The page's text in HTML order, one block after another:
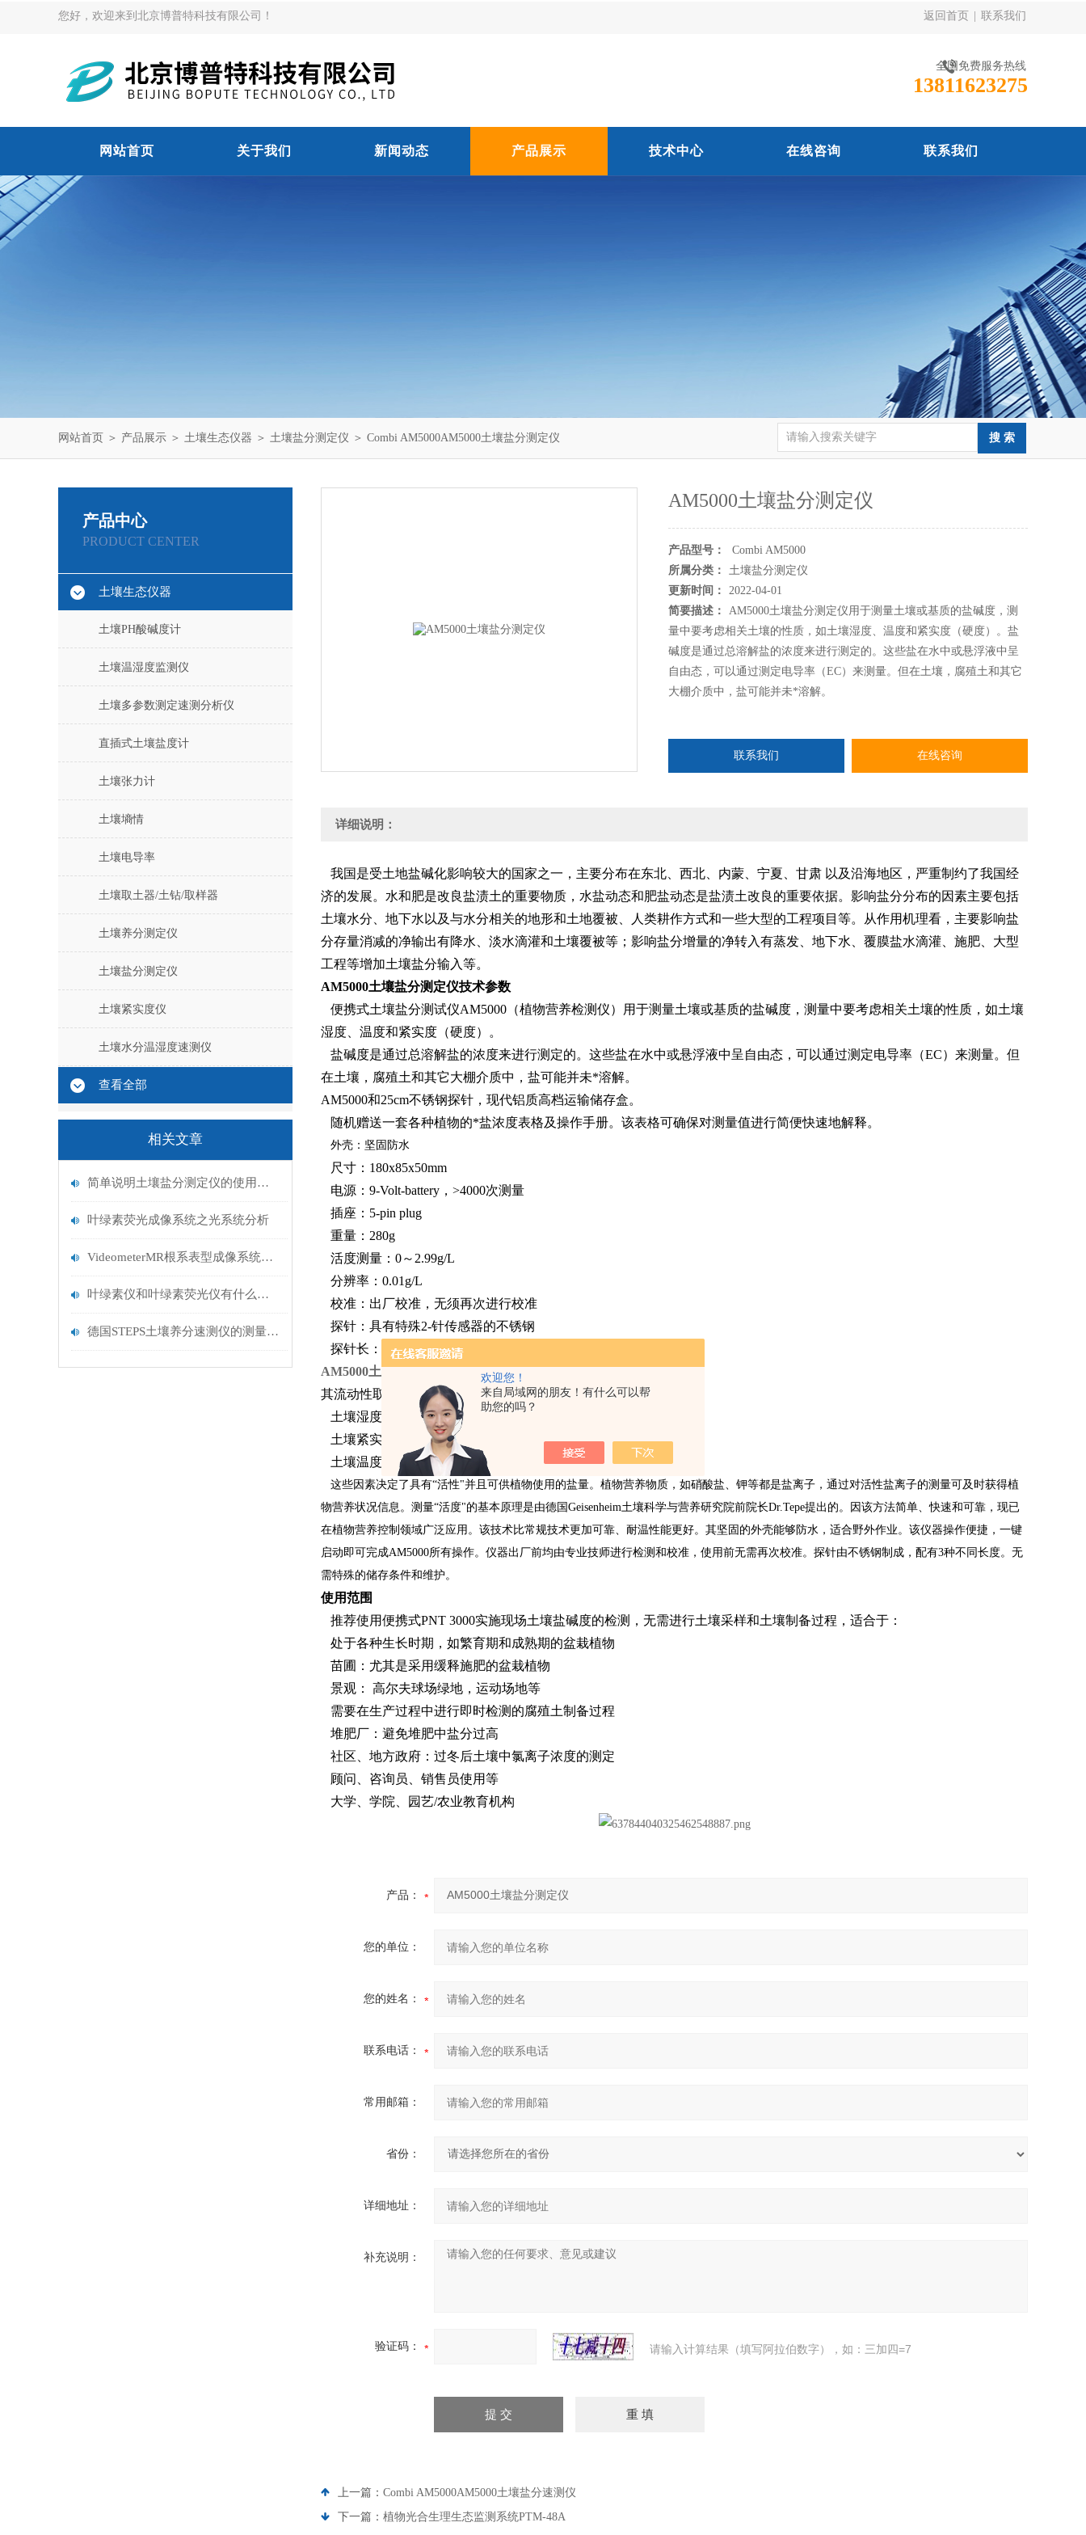
欢迎您！
来自局域网的朋友！有什么可以帮
助您的吗？
您好，欢迎来到北京博普特科技有限公司！ 返回首页 联系我们
全国免费服务热线
13811623275
网站首页 关于我们 新闻动态 产品展示 技术中心 在线咨询 联系我们
网站首页 ＞ 产品展示 ＞ 土壤生态仪器 ＞ 土壤盐分测定仪 ＞ Combi AM5000AM5000土壤盐分测定仪
产品中心
PRODUCT CENTER
土壤生态仪器
土壤PH酸碱度计
土壤温湿度监测仪
土壤多参数测定速测分析仪
直插式土壤盐度计
土壤张力计
土壤墒情
土壤电导率
土壤取土器/土钻/取样器
土壤养分测定仪
土壤盐分测定仪
土壤紧实度仪
土壤水分温湿度速测仪
查看全部
相关文章
简单说明土壤盐分测定仪的使用范围
叶绿素荧光成像系统之光系统分析
VideometerMR根系表型成像系统研究
叶绿素仪和叶绿素荧光仪有什么区别？
德国STEPS土壤养分速测仪的测量方法
AM5000土壤盐分测定仪
产品型号：
Combi AM5000
所属分类：
土壤盐分测定仪
更新时间：
2022-04-01
简要描述：
AM5000土壤盐分测定仪用于测量土壤或基质的盐碱度，测
量中要考虑相关土壤的性质，如土壤湿度、温度和紧实度（硬度）。盐
碱度是通过总溶解盐的浓度来进行测定的。这些盐在水中或悬浮液中呈
自由态，可以通过测定电导率（EC）来测量。但在土壤，腐殖土和其它
大棚介质中，盐可能并未*溶解。
联系我们 在线咨询
详细说明：
我国是受土地盐碱化影响较大的国家之一，主要分布在东北、西北、内蒙、宁夏、甘肃 以及沿海地区，严重制约了我国经
济的发展。水和肥是改良盐渍土的重要物质，水盐动态和肥盐动态是盐渍土改良的重要依据。影响盐分分布的因素主要包括
土壤水分、地下水以及与水分相关的地形和土地覆被、人类耕作方式和一些大型的工程项目等。从作用机理看，主要影响盐
分存量消减的净输出有降水、淡水滴灌和土壤覆被等；影响盐分增量的净转入有蒸发、地下水、覆膜盐水滴灌、施肥、大型
工程等增加土壤盐分输入等。
AM5000土壤盐分测定仪技术参数
便携式土壤盐分测试仪AM5000（植物营养检测仪）用于测量土壤或基质的盐碱度，测量中要考虑相关土壤的性质，如土壤
湿度、温度和紧实度（硬度）。
盐碱度是通过总溶解盐的浓度来进行测定的。这些盐在水中或悬浮液中呈自由态，可以通过测定电导率（EC）来测量。但
在土壤，腐殖土和其它大棚介质中，盐可能并未*溶解。
AM5000和25cm不锈钢探针，现代铝质高档运输储存盒。
随机赠送一套各种植物的*盐浓度表格及操作手册。该表格可确保对测量值进行简便快速地解释。
外壳：坚固防水
尺寸：180x85x50mm
电源：9-Volt-battery，>4000次测量
插座：5-pin plug
重量：280g
活度测量：0～2.99g/L
分辨率：0.01g/L
校准：出厂校准，无须再次进行校准
探针：具有特殊2-针传感器的不锈钢
探针长：250mm
AM5000土壤盐分测定仪原理
其流动性取决于
土壤湿度
土壤紧实度
土壤温度
这些因素决定了具有“活性"并且可供植物使用的盐量。植物营养物质，如硝酸盐、钾等都是盐离子，通过对活性盐离子的测量可及时获得植
物营养状况信息。测量“活度"的基本原理是由德国Geisenheim土壤科学与营养研究院前院长Dr.Tepe提出的。因该方法简单、快速和可靠，现已
在植物营养控制领域广泛应用。该技术比常规技术更加可靠、耐温性能更好。其坚固的外壳能够防水，适合野外作业。该仪器操作便捷，一键
启动即可完成AM5000所有操作。仪器出厂前均由专业技师进行检测和校准，使用前无需再次校准。 探针由不锈钢制成，配有3种不同长度。无
需特殊的储存条件和维护。
使用范围
推荐使用便携式PNT 3000实施现场土壤盐碱度的检测，无需进行土壤采样和土壤制备过程，适合于：
处于各种生长时期，如繁育期和成熟期的盆栽植物
苗圃：尤其是采用缓释施肥的盆栽植物
景观： 高尔夫球场绿地，运动场地等
需要在生产过程中进行即时检测的腐殖土制备过程
堆肥厂：避免堆肥中盐分过高
社区、地方政府：过冬后土壤中氯离子浓度的测定
顾问、咨询员、销售员使用等
大学、学院、园艺/农业教育机构
产品：
您的单位：
您的姓名：
联系电话：
常用邮箱：
省份：
详细地址：
补充说明：
验证码： 请输入计算结果（填写阿拉伯数字），如：三加四=7
上一篇： Combi AM5000AM5000土壤盐分速测仪
下一篇： 植物光合生理生态监测系统PTM-48A